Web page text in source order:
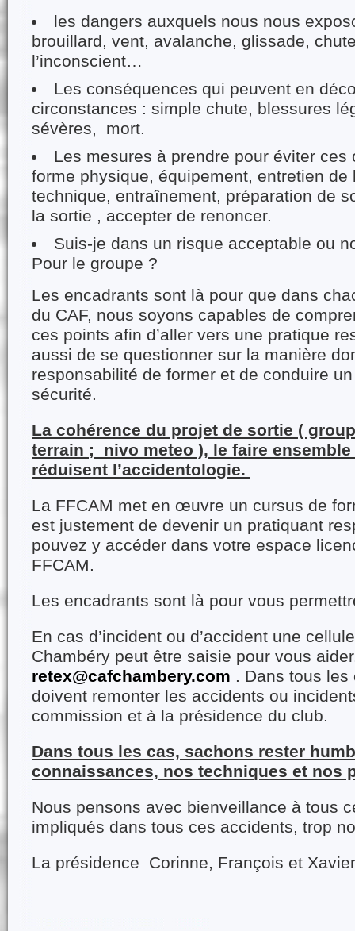
les dangers auxquels nous nous
brouillard, vent, avalanche, glissade,
l’inconscient…
Les conséquences qui peuvent en
circonstances : simple chute, blessures
sévères, mort.
Les mesures à prendre pour éviter ces
forme physique, équipement, entretien de
technique, entraînement, préparation de
la sortie , accepter de renoncer.
Suis-je dans un risque acceptable ou
Pour le groupe ?
Les encadrants sont là pour que dans
du CAF, nous soyons capables de
ces points afin d’aller vers une pratique
aussi de se questionner sur la manière
responsabilité de former et de conduire
sécurité.
La cohérence du projet de sortie (
terrain ; nivo meteo ), le faire
réduisent l’accidentologie.
La FFCAM met en œuvre un cursus de
est justement de devenir un pratiquant
pouvez y accéder dans votre espace
FFCAM.
Les encadrants sont là pour vous
En cas d’incident ou d’accident une
Chambéry peut être saisie pour vous
retex@cafchambery.com . Dans tous
doivent remonter les accidents ou
commission et à la présidence du club.
Dans tous les cas, sachons rester
connaissances, nos techniques et nos
Nous pensons avec bienveillance à tous
impliqués dans tous ces accidents, trop
La présidence Corinne, François et